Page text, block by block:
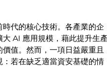
代的核心技術。各產業的企
AI 應用規模，藉此提升生
值。然而，一項日益嚴重且
若在缺乏適當資安基礎的情